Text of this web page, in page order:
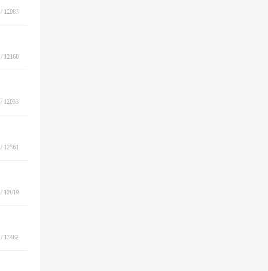
/ 12983
/ 12160
/ 12033
/ 12361
/ 12019
/ 13482